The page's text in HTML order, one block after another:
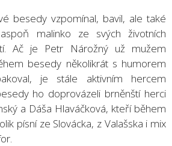
besedy vzpomínal, bavil, ale také
malinko ze svých životních
Ač je Petr Nárožný už mužem
besedy několikrát s humorem
je stále aktivním hercem
ho doprovázeli brněnští herci
a Dáša Hlaváčková, kteří během
písní ze Slovácka, z Valašska i mix